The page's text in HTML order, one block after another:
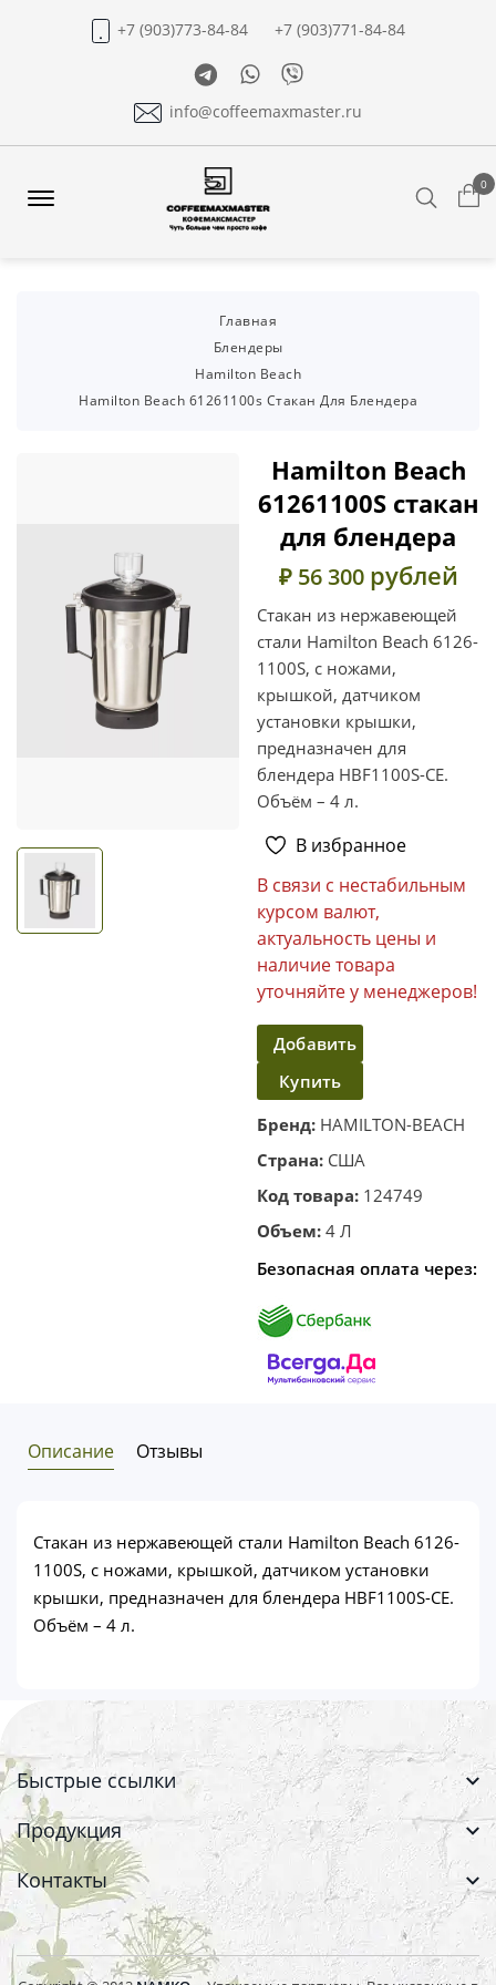
+7 (903)773-84-84
+7 (903)771-84-84
TelegramWhatsapp
Viber
info@coffeemaxmaster.ru
0
Главная
Блендеры
Hamilton Beach
Hamilton Beach 61261100s Cтакан Для Блендера
Hamilton Beach
61261100S cтакан
для блендера
₽ 56 300 рублей
Стакан из нержавеющей
стали Hamilton Beach 6126-
1100S, с ножами,
крышкой, датчиком
установки крышки,
предназначен для
блендера HBF1100S-CE.
Объём – 4 л.
В избранное
В связи с нестабильным
курсом валют,
актуальность цены и
наличие товара
уточняйте у менеджеров!
Добавить
в
корзину
Купить
в один
клик
Бренд: HAMILTON-BEACH
Страна: США
Код товара: 124749
Объем: 4 Л
Безопасная оплата через:
Описание Отзывы
Стакан из нержавеющей стали Hamilton Beach 6126-
1100S, с ножами, крышкой, датчиком установки
крышки, предназначен для блендера HBF1100S-CE.
Объём – 4 л.
Быстрые ссылки
Продукция
Контакты